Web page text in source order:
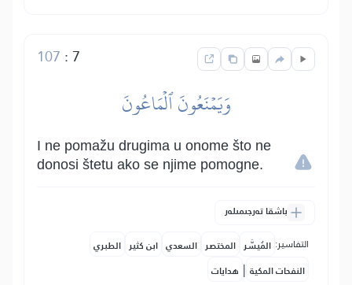
7
:
107
وَيَمۡنَعُونَ ٱلۡمَاعُونَ
I ne pomažu drugima u onome što ne
donosi štetu ako se njime pomogne.
باشقا تەرجىمىلەر
التفاسير: المُيسَّر المختصر السعدي ابن كثير الطبري
النفحات المكية | هدايات